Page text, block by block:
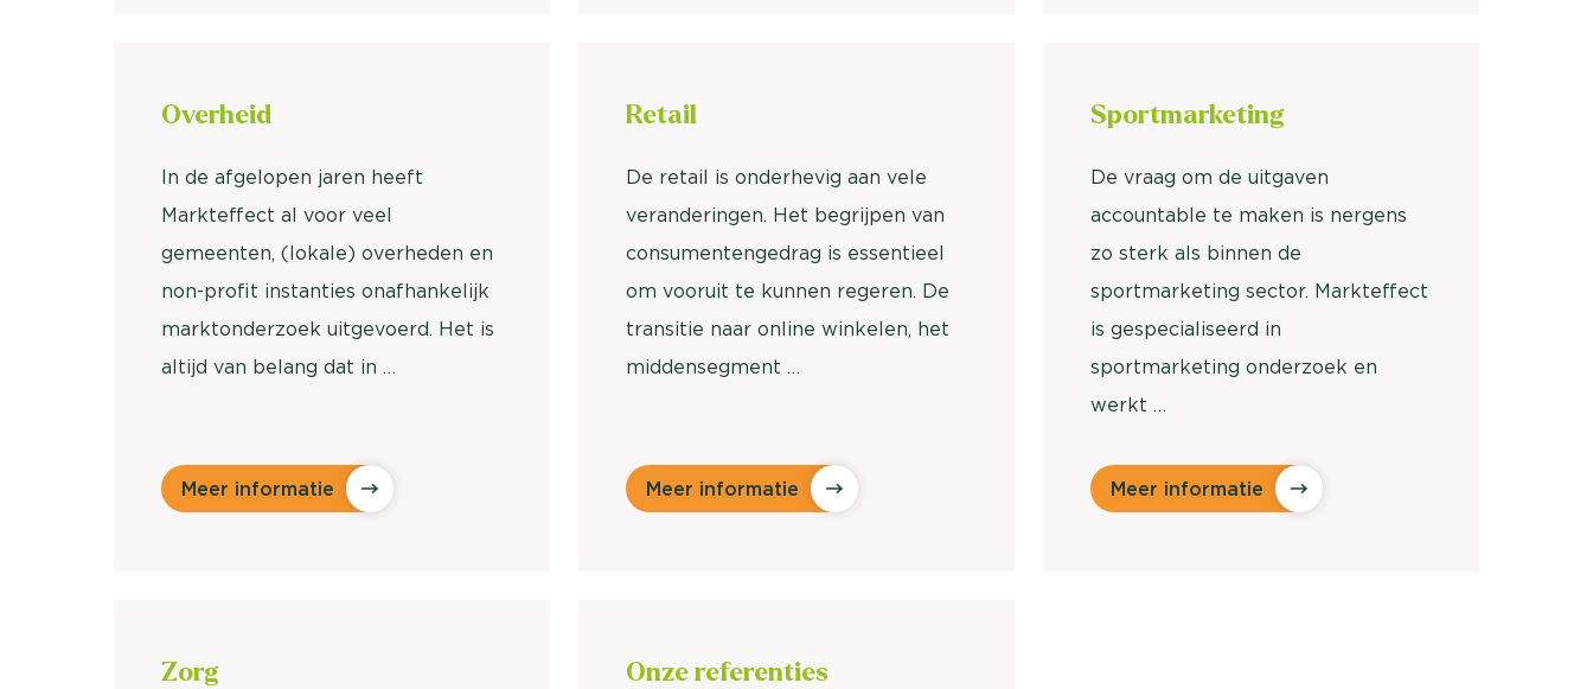
Overheid
In de afgelopen jaren heeft
Markteffect al voor veel
gemeenten, (lokale) overheden en
non-profit instanties onafhankelijk
marktonderzoek uitgevoerd. Het is
altijd van belang dat in …
Meer informatie
Retail
De retail is onderhevig aan vele
veranderingen. Het begrijpen van
consumentengedrag is essentieel
om vooruit te kunnen regeren. De
transitie naar online winkelen, het
middensegment …
Meer informatie
Sportmarketing
De vraag om de uitgaven
accountable te maken is nergens
zo sterk als binnen de
sportmarketing sector. Markteffect
is gespecialiseerd in
sportmarketing onderzoek en
werkt …
Meer informatie
Zorg Onzereferenties